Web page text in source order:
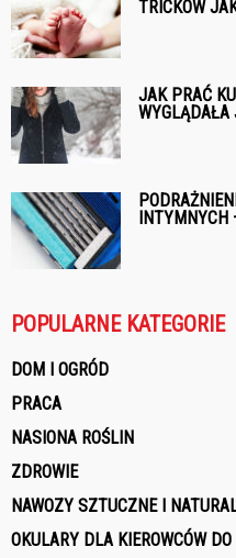
TRICKÓW
JAK PRAĆ
WYGLĄDAŁA
INTYMNYCH
POPULARNE KATEGORIE
DOM I OGRÓD
PRACA
NASIONA ROŚLIN
ZDROWIE
NAWOZY SZTUCZNE I
OKULARY DLA KIEROWCÓW